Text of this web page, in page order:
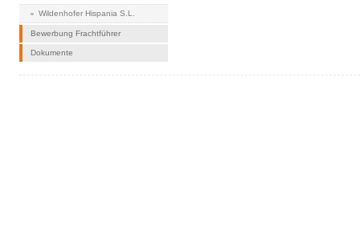
Wildenhofer Hispania S.L.
Bewerbung Frachtführer
Dokumente